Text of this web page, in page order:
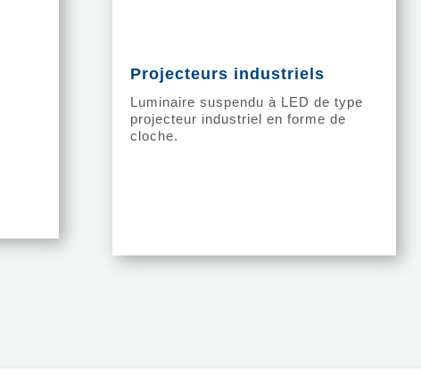
Projecteurs industriels
Luminaire suspendu à LED de type
projecteur industriel en forme de
cloche.